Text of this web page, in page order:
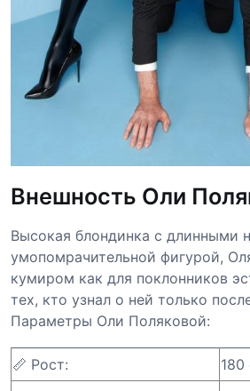
Внешность Оли
Высокая блондинка с длинными
умопомрачительной фигурой,
кумиром как для поклонников
тех, кто узнал о ней только
Параметры Оли Поляковой:
📏 Рост:
180